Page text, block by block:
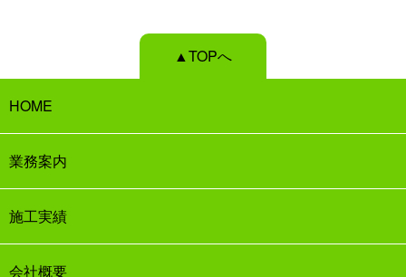
▲TOPへ
HOME
業務案内
施工実績
会社概要